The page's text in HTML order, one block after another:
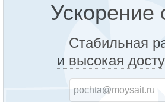
Ускорение
Стабильная
и высокая